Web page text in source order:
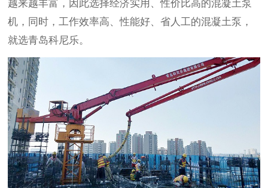
越来越丰富，因此选择经济实用、性价比高的混凝土泵
机，同时，工作效率高、性能好、省人工的混凝土泵，
就选青岛科尼乐。